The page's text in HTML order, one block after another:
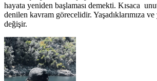
hayata yeniden başlaması demekti. Kısaca
denilen kavram görecelidir. Yaşadıklarımıza ve
değişir.